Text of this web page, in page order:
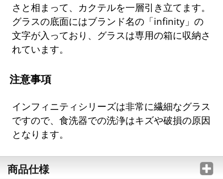
さと相まって、カクテルを一層引き立てます。
グラスの底面にはブランド名の「infinity」の
文字が入っており、グラスは専用の箱に収納さ
れています。
注意事項
インフィニティシリーズは非常に繊細なグラス
ですので、食洗器での洗浄はキズや破損の原因
となります。
商品仕様